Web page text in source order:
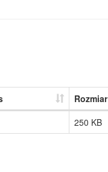
Rozmiar
250 KB